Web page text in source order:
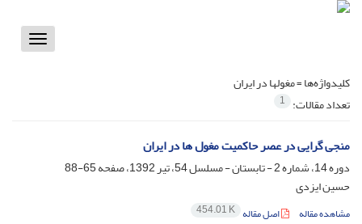
Toggle
کلیدواژه‌ها =مغول­ها در ایران
تعداد مقالات: 1
منجی گرایی در عصر حاکمیت مغول ها در ایران
دوره 14، شماره 2 - تابستان - مسلسل 54، تیر 1392، صفحه
65-88
حسین ایزدی
مشاهده مقاله اصل مقاله 454.01 K